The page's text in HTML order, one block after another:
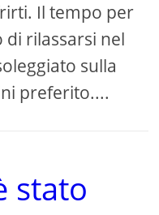
Il tempo per
rilassarsi nel
sulla
preferito....
stato